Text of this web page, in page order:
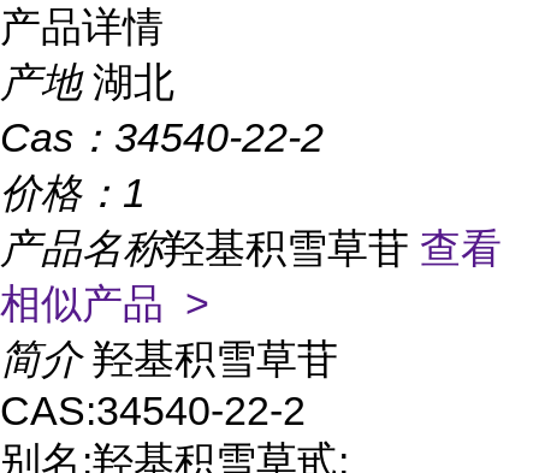
产品详情
产地 湖北
Cas： 34540-22-2
价格： 1
产品名称羟基积雪草苷 查看
相似产品 >
简介 羟基积雪草苷
CAS:34540-22-2
别名:羟基积雪草甙;